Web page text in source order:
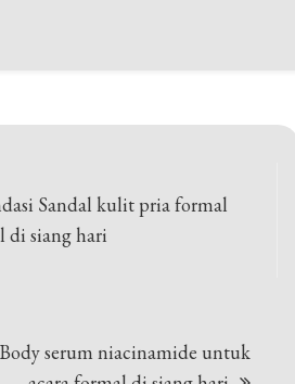
Sandal kulit pria formal
di siang hari
serum niacinamide untuk